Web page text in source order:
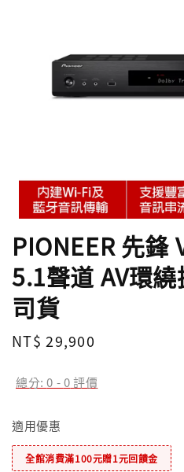
PIONEER 先鋒
5.1聲道 AV環
司貨
Regular
NT$ 29,900
總分:0 -0評價
適用優惠
全館消費滿100元贈1元回饋金